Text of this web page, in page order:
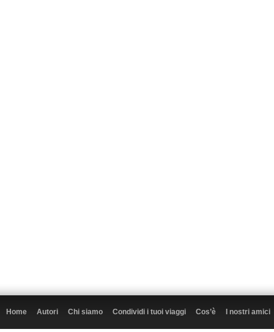
Home Autori Chi siamo Condividi i tuoi viaggi Cos’è I nostri amici